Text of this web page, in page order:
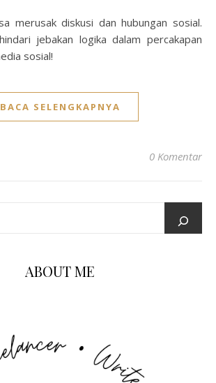
jebakan logika dalam percakapan
sosial!
BACA SELENGKAPNYA
0 Komentar
ABOUT ME